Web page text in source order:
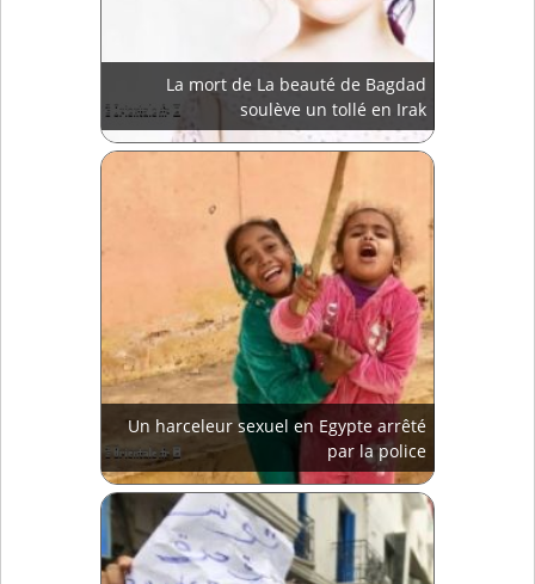
La mort de La beauté de Bagdad
soulève un tollé en Irak
Un harceleur sexuel en Egypte arrêté
par la police